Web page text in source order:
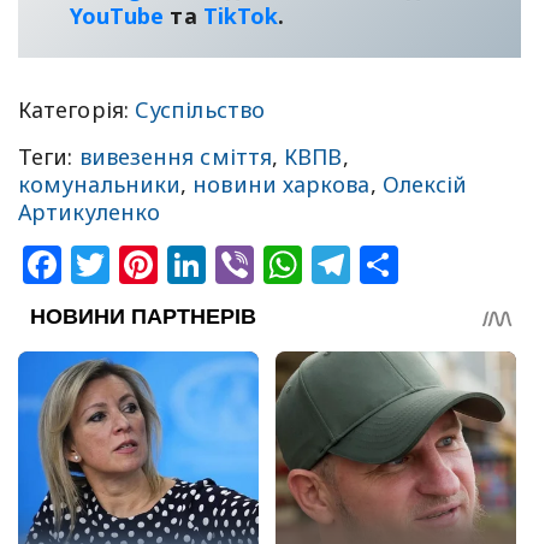
YouТube та TikTok.
Категорія: Суспільство
Теги: вивезення сміття, КВПВ,
комунальники, новини харкова, Олексій
Артикуленко
Facebook
Twitter
Pinterest
LinkedIn
ViberWhatsApp
Telegram